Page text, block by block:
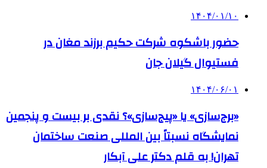
۱۴۰۴/۰۱/۱۰
حضور باشکوه شرکت حکیم برزند مغان در
فستیوال گیلان جان
۱۴۰۴/۰۶/۰۱
«برج‌سازی» یا «پیج‌سازی»؟ نقدی بر بیست و پنجمین
نمایشگاه نسبتاً بین المللی صنعت ساختمان
تهران! به قلم دکتر علی آبکار